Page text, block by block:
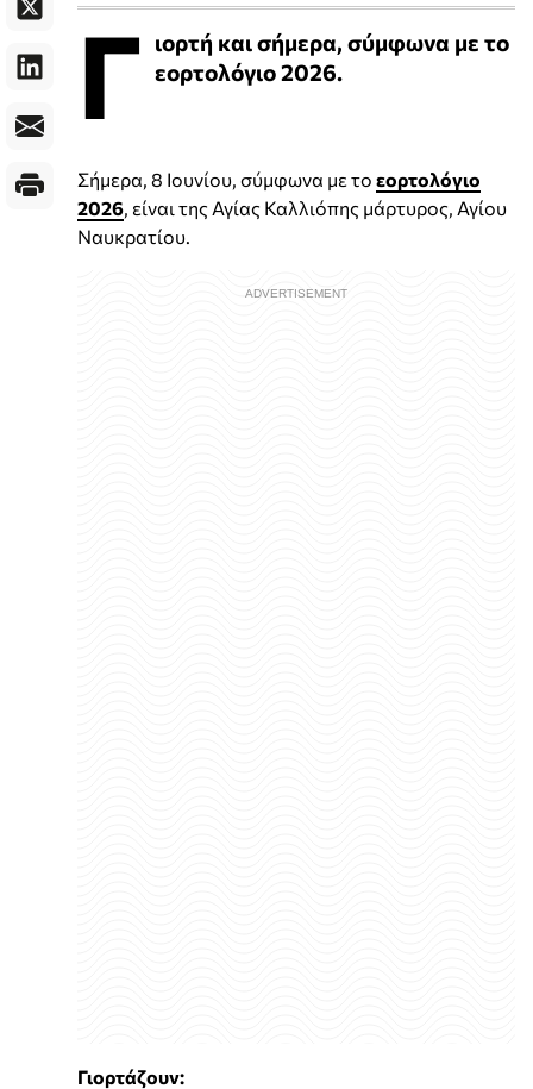
Γ ιορτή και σήμερα, σύμφωνα με το
εορτολόγιο 2026.
Σήμερα, 8 Ιουνίου, σύμφωνα με το εορτολόγιο
2026 , είναι της Αγίας Καλλιόπης μάρτυρος, Αγίου
Ναυκρατίου.
Γιορτάζουν: